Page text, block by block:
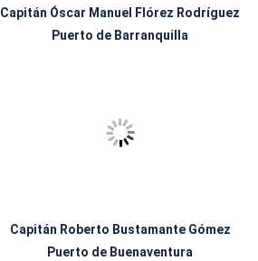
Capitán Óscar Manuel Flórez Rodríguez
Puerto de Barranquilla
Capitán Roberto Bustamante Gómez
Puerto de Buenaventura